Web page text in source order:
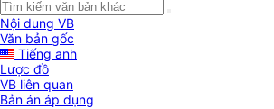
Nội dung VB
Văn bản gốc
Tiếng anh
Lược đồ
VB liên quan
Bản án áp dụng